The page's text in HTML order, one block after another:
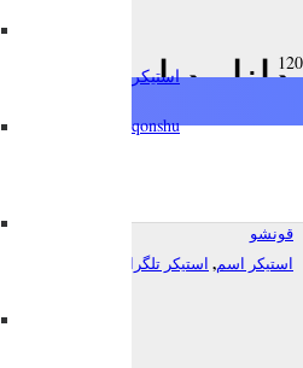
استیکرساز
qonshu@
دانلود استیکر
تلگرام
قونشو
استیکر اسم, استیکر تلگرام